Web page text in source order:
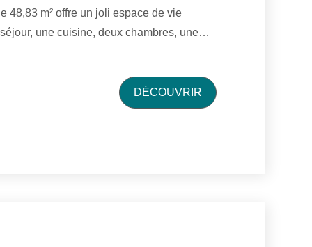
48,83 m² offre un joli espace de vie
une cuisine, deux chambres, une
un investissement locatif. réf: 526
DÉCOUVRIR